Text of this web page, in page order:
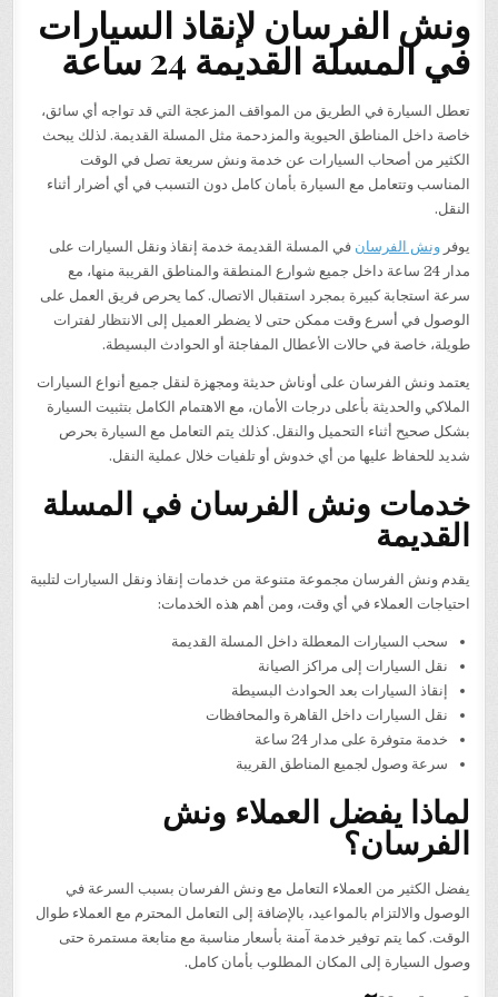
ونش الفرسان لإنقاذ السيارات
في المسلة القديمة 24 ساعة
تعطل السيارة في الطريق من المواقف المزعجة التي قد تواجه أي سائق،
خاصة داخل المناطق الحيوية والمزدحمة مثل المسلة القديمة. لذلك يبحث
الكثير من أصحاب السيارات عن خدمة ونش سريعة تصل في الوقت
المناسب وتتعامل مع السيارة بأمان كامل دون التسبب في أي أضرار أثناء
النقل.
يوفرونش الفرسان في المسلة القديمة خدمة إنقاذ ونقل السيارات على
مدار 24 ساعة داخل جميع شوارع المنطقة والمناطق القريبة منها، مع
سرعة استجابة كبيرة بمجرد استقبال الاتصال. كما يحرص فريق العمل على
الوصول في أسرع وقت ممكن حتى لا يضطر العميل إلى الانتظار لفترات
طويلة، خاصة في حالات الأعطال المفاجئة أو الحوادث البسيطة.
يعتمد ونش الفرسان على أوناش حديثة ومجهزة لنقل جميع أنواع السيارات
الملاكي والحديثة بأعلى درجات الأمان، مع الاهتمام الكامل بتثبيت السيارة
بشكل صحيح أثناء التحميل والنقل. كذلك يتم التعامل مع السيارة بحرص
شديد للحفاظ عليها من أي خدوش أو تلفيات خلال عملية النقل.
خدمات ونش الفرسان في المسلة
القديمة
يقدم ونش الفرسان مجموعة متنوعة من خدمات إنقاذ ونقل السيارات لتلبية
احتياجات العملاء في أي وقت، ومن أهم هذه الخدمات:
سحب السيارات المعطلة داخل المسلة القديمة
نقل السيارات إلى مراكز الصيانة
إنقاذ السيارات بعد الحوادث البسيطة
نقل السيارات داخل القاهرة والمحافظات
خدمة متوفرة على مدار 24 ساعة
سرعة وصول لجميع المناطق القريبة
لماذا يفضل العملاء ونش
الفرسان؟
يفضل الكثير من العملاء التعامل مع ونش الفرسان بسبب السرعة في
الوصول والالتزام بالمواعيد، بالإضافة إلى التعامل المحترم مع العملاء طوال
الوقت. كما يتم توفير خدمة آمنة بأسعار مناسبة مع متابعة مستمرة حتى
وصول السيارة إلى المكان المطلوب بأمان كامل.